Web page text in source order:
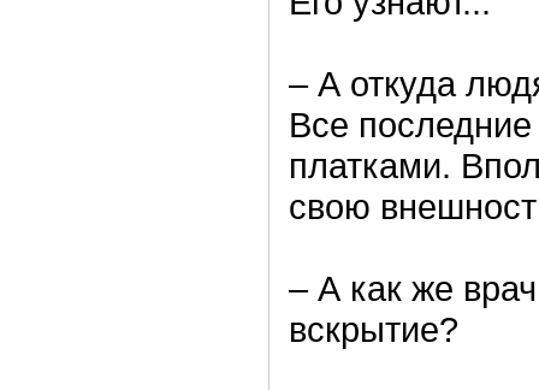
– А откуда
Все
платками.
свою
– А как же
вскрытие?